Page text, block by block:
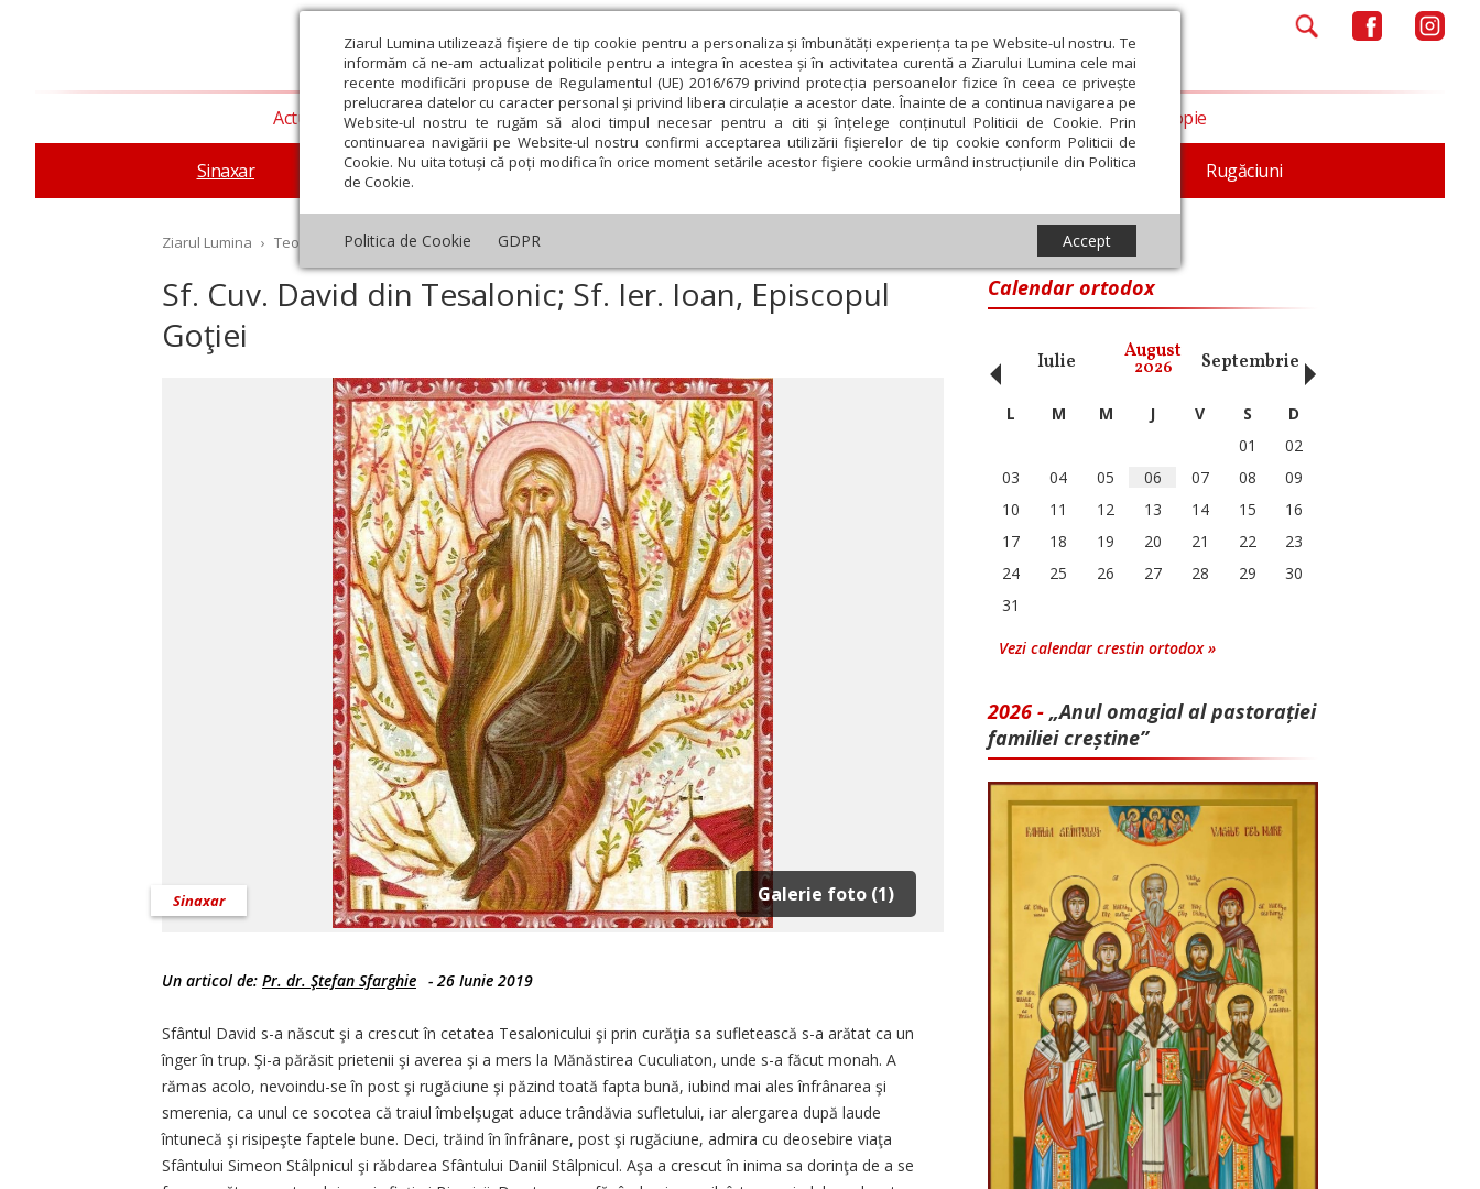
Ziarul Lumina utilizează fişiere de tip cookie pentru a personaliza și îmbunătăți experiența ta pe Website-ul nostru. Te
informăm că ne-am actualizat politicile pentru a integra în acestea și în activitatea curentă a Ziarului Lumina cele mai
recente modificări propuse de Regulamentul (UE) 2016/679 privind protecția persoanelor fizice în ceea ce privește
prelucrarea datelor cu caracter personal și privind libera circulație a acestor date. Înainte de a continua navigarea pe
Website-ul nostru te rugăm să aloci timpul necesar pentru a citi și înțelege conținutul Politicii de Cookie. Prin
continuarea navigării pe Website-ul nostru confirmi acceptarea utilizării fişierelor de tip cookie conform Politicii de
Cookie. Nu uita totuși că poți modifica în orice moment setările acestor fişiere cookie urmând instrucțiunile din Politica
de Cookie.
Politica de Cookie GDPR Accept
Actualitate religioasă Teologie și spiritualitate
Sinaxar Apostolul zilei Evanghelia zilei Evanghelia de Duminică Theologica Liturgica Patristica Rugăciuni
Educaţie și Cultură Societate Opinii Filantropie
Ziarul Lumina › Teologie și spiritualitate › Sinaxar › Sf. Cuv. David din Tesalonic; Sf. Ier. Ioan, Episcopul Goţiei
Sf. Cuv. David din Tesalonic; Sf. Ier. Ioan, Episcopul
Goţiei
Galerie foto (1)
Sinaxar
Un articol de: Pr. dr. Ştefan Sfarghie - 26 Iunie 2019
Sfântul David s-a născut şi a crescut în cetatea Tesalonicului şi prin curăţia sa sufletească s-a arătat ca un
înger în trup. Şi-a părăsit prietenii şi averea şi a mers la Mănăstirea Cuculiaton, unde s-a făcut monah. A
rămas acolo, nevoindu-se în post şi rugăciune şi păzind toată fapta bună, iubind mai ales înfrânarea şi
smerenia, ca unul ce socotea că traiul îmbelşugat aduce trândăvia sufletului, iar alergarea după laude
întunecă şi risipeşte faptele bune. Deci, trăind în înfrânare, post şi rugăciune, admira cu deosebire viaţa
Sfântului Simeon Stâlpnicul şi răbdarea Sfântului Daniil Stâlpnicul. Aşa a crescut în inima sa dorinţa de a se
Calendar ortodox
Octombrie Iulie August
2026 Septembrie Octombrie
‹ L M M J V S
D
01
02
03
04 05 06 07 08
09
10
11 12 13 14 15
16
17
18 19 20 21 22
23
24
25 26 27 28 29
30
31
Vezi calendar crestin ortodox »
2026 - „Anul omagial al pastorației
familiei creștine”